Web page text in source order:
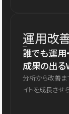
運用改
誰でも運用
成果の出る
分析から改善ま
イトを成長させ